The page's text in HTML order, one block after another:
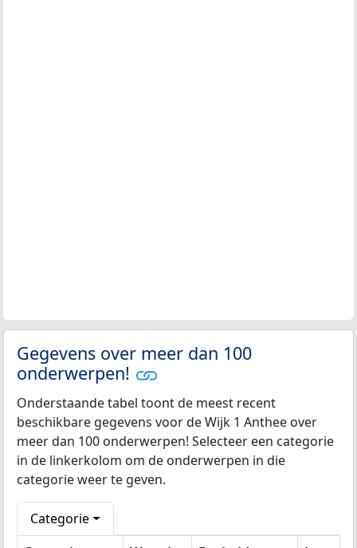
Gegevens over meer dan 100
onderwerpen!
Onderstaande tabel toont de meest recent
beschikbare gegevens voor de Wijk 1 Anthee over
meer dan 100 onderwerpen! Selecteer een categorie
in de linkerkolom om de onderwerpen in die
categorie weer te geven.
Categorie